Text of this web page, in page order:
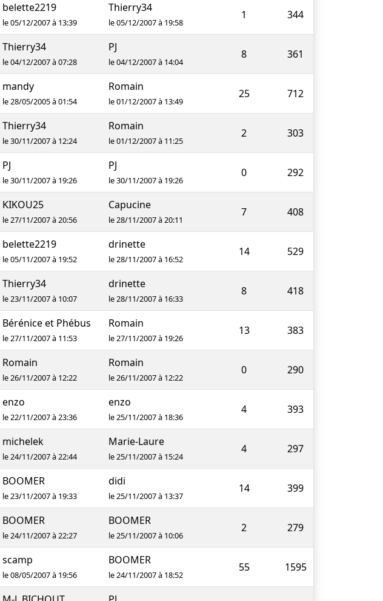
belette2219
le 05/12/2007 à 13:39
Thierry34
le 05/12/2007 à 19:58
1 344
Thierry34
le 04/12/2007 à 07:28
PJ
le 04/12/2007 à 14:04
8 361
mandy
le 28/05/2005 à 01:54
Romain
le 01/12/2007 à 13:49
25 712
Thierry34
le 30/11/2007 à 12:24
Romain
le 01/12/2007 à 11:25
2 303
PJ
le 30/11/2007 à 19:26
PJ
le 30/11/2007 à 19:26
0 292
KIKOU25
le 27/11/2007 à 20:56
Capucine
le 28/11/2007 à 20:11
7 408
belette2219
le 05/11/2007 à 19:52
drinette
le 28/11/2007 à 16:52
14 529
Thierry34
le 23/11/2007 à 10:07
drinette
le 28/11/2007 à 16:33
8 418
Bérénice et Phébus
le 27/11/2007 à 11:53
Romain
le 27/11/2007 à 19:26
13 383
Romain
le 26/11/2007 à 12:22
Romain
le 26/11/2007 à 12:22
0 290
enzo
le 22/11/2007 à 23:36
enzo
le 25/11/2007 à 18:36
4 393
michelek
le 24/11/2007 à 22:44
Marie-Laure
le 25/11/2007 à 15:24
4 297
BOOMER
le 23/11/2007 à 19:33
didi
le 25/11/2007 à 13:37
14 399
BOOMER
le 24/11/2007 à 22:27
BOOMER
le 25/11/2007 à 10:06
2 279
scamp
le 08/05/2007 à 19:56
BOOMER
le 24/11/2007 à 18:52
55 1595